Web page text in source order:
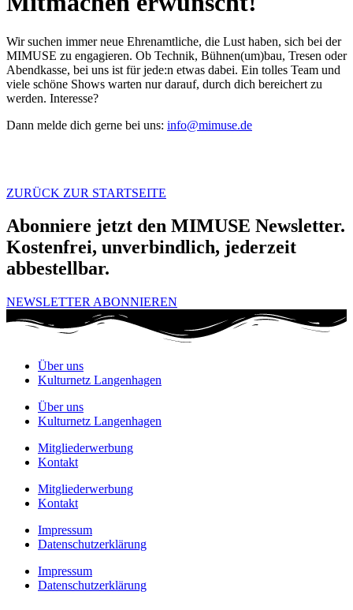
Wir suchen immer neue Ehrenamtliche, die Lust haben, sich bei der
MIMUSE zu engagieren. Ob Technik, Bühnen(um)bau, Tresen oder
Abendkasse, bei uns ist für jede:n etwas dabei. Ein tolles Team und
viele schöne Shows warten nur darauf, durch dich bereichert zu
werden. Interesse?
Dann melde dich gerne bei uns: info@mimuse.de
ZURÜCK ZUR STARTSEITE
Abonniere jetzt den MIMUSE Newsletter.
Kostenfrei, unverbindlich, jederzeit
abbestellbar.
NEWSLETTER ABONNIEREN
Über uns
Kulturnetz Langenhagen
Über uns
Kulturnetz Langenhagen
Mitgliederwerbung
Kontakt
Mitgliederwerbung
Kontakt
Impressum
Datenschutzerklärung
Impressum
Datenschutzerklärung